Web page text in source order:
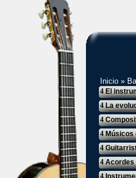
Inicio »
4El
4La
4
4Músicos
4
4Acordes
4